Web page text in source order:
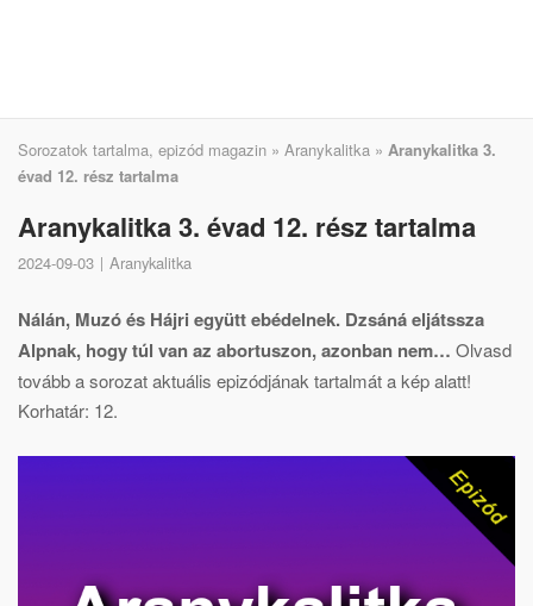
Sorozatok tartalma, epizód magazin » Aranykalitka » Aranykalitka 3.
évad 12. rész tartalma
Aranykalitka 3. évad 12. rész tartalma
2024-09-03 Aranykalitka
Nálán, Muzó és Hájri együtt ebédelnek. Dzsáná eljátssza
Alpnak, hogy túl van az abortuszon, azonban nem… Olvasd
tovább a sorozat aktuális epizódjának tartalmát a kép alatt!
Korhatár: 12.